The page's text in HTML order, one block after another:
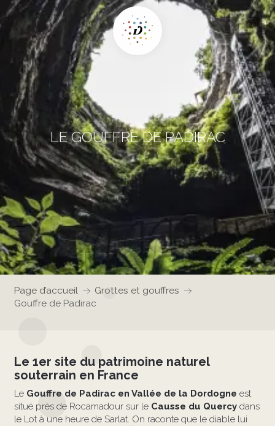
LE GOUFFRE DE PADIRAC
Page d’accueil
Grottes et gouffres
Gouffre de Padirac
Le 1er site du patrimoine naturel
souterrain en France
Le Gouffre de Padirac en Vallée de la Dordogne est
situé près de Rocamadour sur le Causse du Quercydans
le Lot à une heure de Sarlat. On raconte que le diable lui